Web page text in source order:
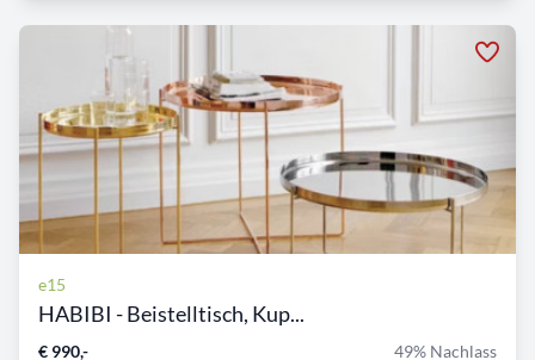
e15
HABIBI - Beistelltisch, Kup...
€ 990,- 49% Nachlass